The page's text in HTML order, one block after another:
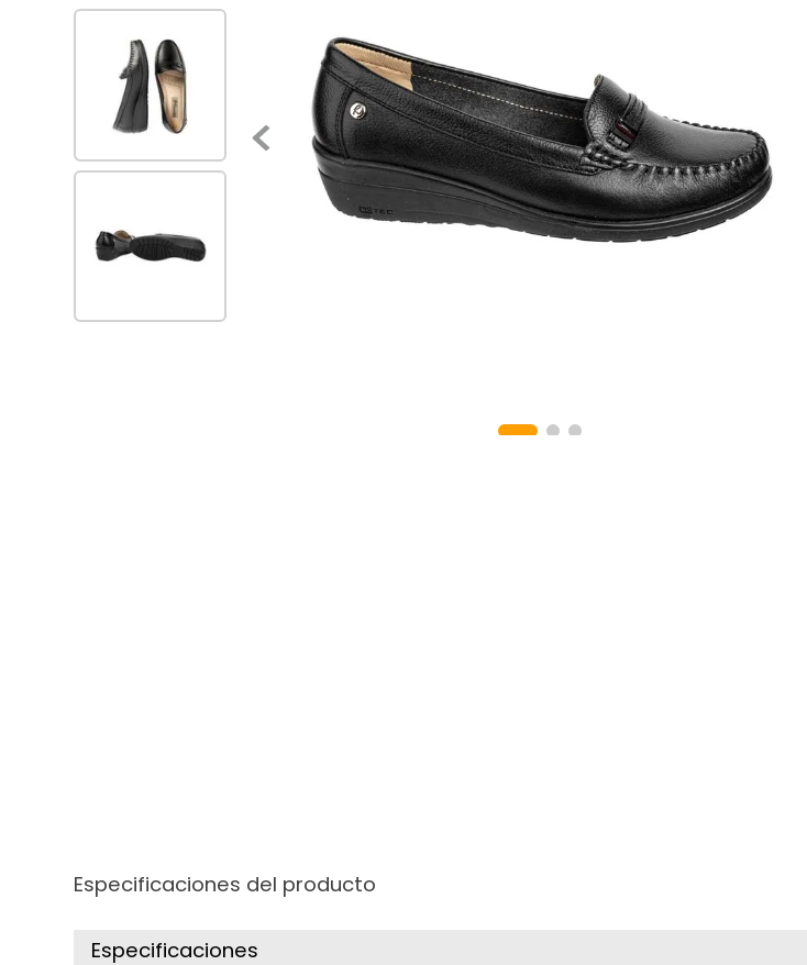
Especificaciones del producto
Especificaciones
zapato negro mujer
zapatos mujer
ballerinas